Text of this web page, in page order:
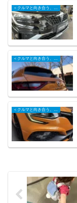
＜クルマと向き合う、日々の記録＞
＜クルマと向き合う、日々の記録＞